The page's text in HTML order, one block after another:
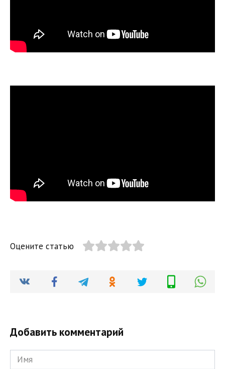
Оцените статью
Добавить комментарий
Имя